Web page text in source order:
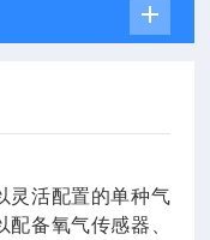
灵活配置的单种气
备氧气传感器、